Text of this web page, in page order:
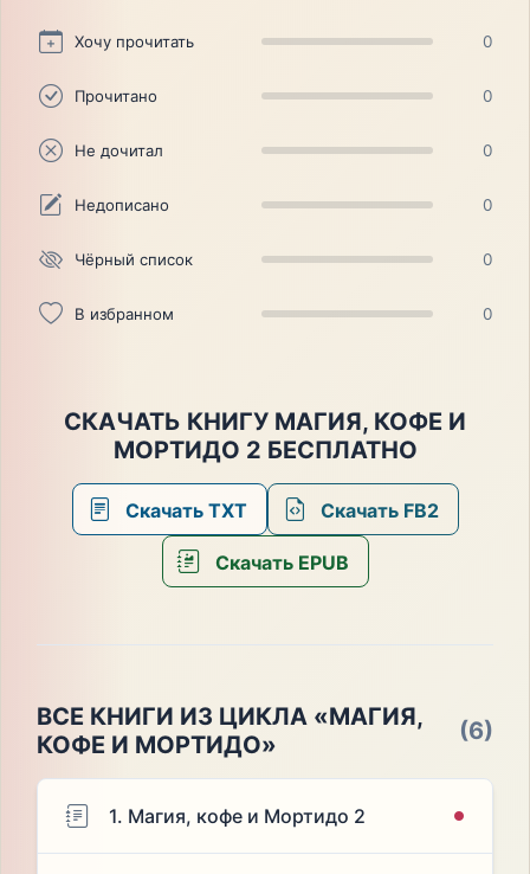
Хочу прочитать 0
Прочитано 0
Не дочитал 0
Недописано 0
Чёрный список 0
В избранном 0
СКАЧАТЬ КНИГУ МАГИЯ, КОФЕ И
МОРТИДО 2 БЕСПЛАТНО
Скачать TXT Скачать FB2
Скачать EPUB
ВСЕ КНИГИ ИЗ ЦИКЛА «МАГИЯ,
КОФЕ И МОРТИДО»
(6)
1. Магия, кофе и Мортидо 2